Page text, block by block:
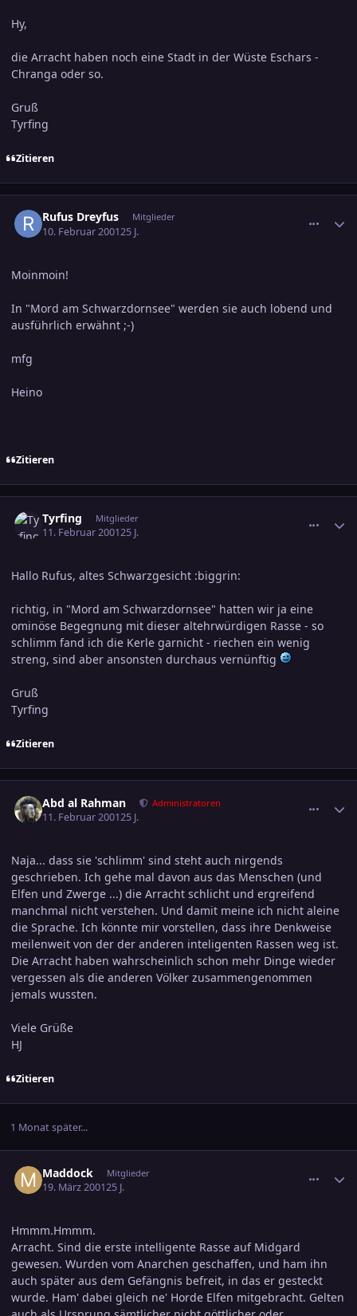
Hy,
die Arracht haben noch eine Stadt in der Wüste Eschars -
Chranga oder so.
Gruß
Tyrfing
Zitieren
Rufus Dreyfus Mitglieder
10. Februar 200125 J.
Moinmoin!
In "Mord am Schwarzdornsee" werden sie auch lobend und
ausführlich erwähnt ;-)
mfg
Heino
Zitieren
Tyrfing Mitglieder
11. Februar 200125 J.
Hallo Rufus, altes Schwarzgesicht :biggrin:
richtig, in "Mord am Schwarzdornsee" hatten wir ja eine
ominöse Begegnung mit dieser altehrwürdigen Rasse - so
schlimm fand ich die Kerle garnicht - riechen ein wenig
streng, sind aber ansonsten durchaus vernünftig
Gruß
Tyrfing
Zitieren
Abd al Rahman Administratoren
11. Februar 200125 J.
Naja... dass sie 'schlimm' sind steht auch nirgends
geschrieben. Ich gehe mal davon aus das Menschen (und
Elfen und Zwerge ...) die Arracht schlicht und ergreifend
manchmal nicht verstehen. Und damit meine ich nicht aleine
die Sprache. Ich könnte mir vorstellen, dass ihre Denkweise
meilenweit von der der anderen inteligenten Rassen weg ist.
Die Arracht haben wahrscheinlich schon mehr Dinge wieder
vergessen als die anderen Völker zusammengenommen
jemals wussten.
Viele Grüße
HJ
Zitieren
1 Monat später...
Maddock Mitglieder
19. März 200125 J.
Hmmm.Hmmm.
Arracht. Sind die erste intelligente Rasse auf Midgard
gewesen. Wurden vom Anarchen geschaffen, und ham ihn
auch später aus dem Gefängnis befreit, in das er gesteckt
wurde. Ham' dabei gleich ne' Horde Elfen mitgebracht. Gelten